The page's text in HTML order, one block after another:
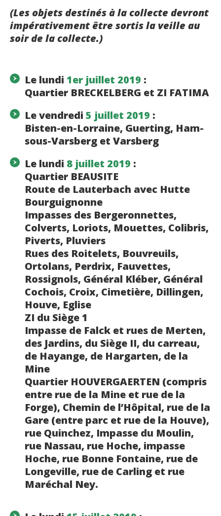
(Les objets destinés à la collecte devront
impérativement être sortis la veille au
soir de la collecte.)
Le lundi 1er juillet 2019 :
Quartier BRECKELBERG et ZI FATIMA
Le vendredi 5 juillet 2019 :
Bisten-en-Lorraine, Guerting, Ham-
sous-Varsberg et Varsberg
Le lundi 8 juillet 2019 :
Quartier BEAUSITE
Route de Lauterbach avec Hutte
Bourguignonne
Impasses des Bergeronnettes,
Colverts, Loriots, Mouettes, Colibris,
Piverts, Pluviers
Rues des Roitelets, Bouvreuils,
Ortolans, Perdrix, Fauvettes,
Rossignols, Général Kléber, Général
Cochois, Croix, Cimetière, Dillingen,
Houve, Eglise
ZI du Siège 1
Impasse de Falck et rues de Merten,
des Jardins, du Siège II, du carreau,
de Hayange, de Hargarten, de la
Mine
Quartier HOUVERGAERTEN (compris
entre rue de la Mine et rue de la
Forge), Chemin de l’Hôpital, rue de la
Gare (entre parc et rue de la Houve),
rue Quinchez, Impasse du Moulin,
rue Nassau, rue Hoche, impasse
Hoche, rue Bonne Fontaine, rue de
Longeville, rue de Carling et rue
Maréchal Ney.